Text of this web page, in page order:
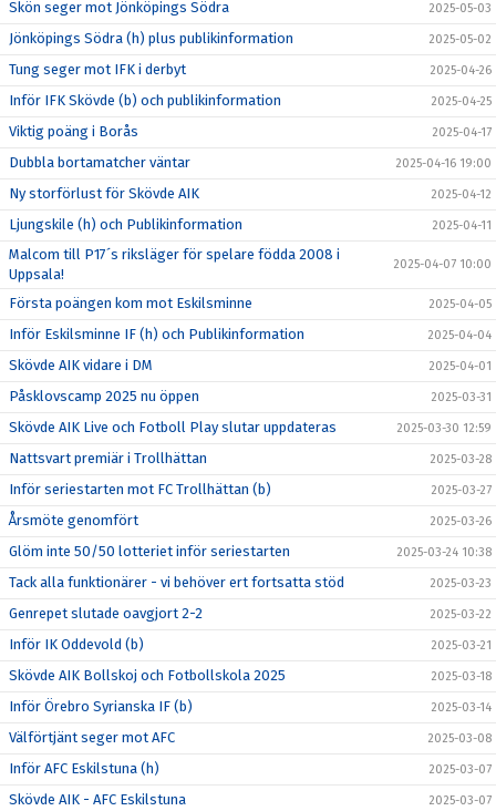
Skön seger mot Jönköpings Södra 2025-05-03
Jönköpings Södra (h) plus publikinformation 2025-05-02
Tung seger mot IFK i derbyt 2025-04-26
Inför IFK Skövde (b) och publikinformation 2025-04-25
Viktig poäng i Borås 2025-04-17
Dubbla bortamatcher väntar 2025-04-16 19:00
Ny storförlust för Skövde AIK 2025-04-12
Ljungskile (h) och Publikinformation 2025-04-11
Malcom till P17´s riksläger för spelare födda 2008 i
Uppsala!
2025-04-07 10:00
Första poängen kom mot Eskilsminne 2025-04-05
Inför Eskilsminne IF (h) och Publikinformation 2025-04-04
Skövde AIK vidare i DM 2025-04-01
Påsklovscamp 2025 nu öppen 2025-03-31
Skövde AIK Live och Fotboll Play slutar uppdateras 2025-03-30 12:59
Nattsvart premiär i Trollhättan 2025-03-28
Inför seriestarten mot FC Trollhättan (b) 2025-03-27
Årsmöte genomfört 2025-03-26
Glöm inte 50/50 lotteriet inför seriestarten 2025-03-24 10:38
Tack alla funktionärer - vi behöver ert fortsatta stöd 2025-03-23
Genrepet slutade oavgjort 2-2 2025-03-22
Inför IK Oddevold (b) 2025-03-21
Skövde AIK Bollskoj och Fotbollskola 2025 2025-03-18
Inför Örebro Syrianska IF (b) 2025-03-14
Välförtjänt seger mot AFC 2025-03-08
Inför AFC Eskilstuna (h) 2025-03-07
Skövde AIK - AFC Eskilstuna 2025-03-07